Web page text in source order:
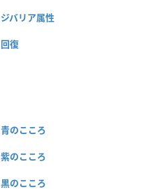
ジバリア属性
回復
青のこころ
紫のこころ
黒のこころ